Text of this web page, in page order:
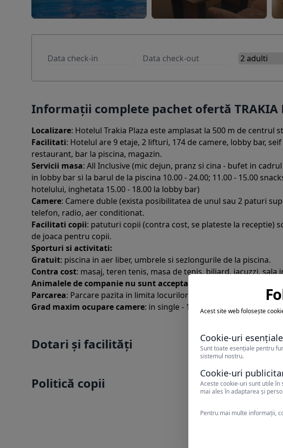
Informații complete pachet ofertă TRAKIA
Localizare: Hotelul Trakia Plaza este amplasat la 500 m de centrul
Facilitati: Hotelul are 9 etaje, 2 lifturi, 174 de camere, lobby bar,
restaurant, bar la piscina, magazin.
Servicii masa: All Inclusive (mic dejun, pranz si cina - bufet in
in lobby bar si la barul de la piscina 10.00 - 24.00; 11.00 - 15.00
hotelului, inghetata 15.00 - 18.00 la lobby bar)
Camere: Camere duble (exista posibilitatea de unul sau 2 paturi
telefon, radio, aer conditionat.
Facilitati copii: patuturi copii (contra cost, se plateste la receptie)
de joaca pentru copii.
Sporturi si activitati:
Gratuit: piscina in aer liber, umbrele si sezlongurile de la piscina.
Contra cost: masaj, teren tenis, masa de tenis, biliard, jacuzzi, sala
Animalele de companie nu sunt acceptate.
Parcarea: Parcare pazita in limita locurilor disponibile - contra cost.
Grad maxim ocupare camere: in single - 1 adult ; in duble - 2
Dotari și facilități
Politică copii
Acest site web folosește
Cookie-uri esențiale
Sunt toate esențiale pentru
sistemul nostru.
Cookie-uri
Aceste cookie-uri sunt utile
mai ales în adaptarea și
Pentru mai multe informații,